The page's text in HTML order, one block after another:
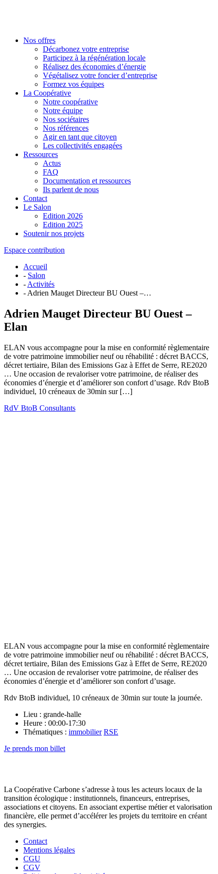
Nos offres
Décarbonez votre entreprise
Participez à la régénération locale
Réalisez des économies d’énergie
Végétalisez votre foncier d’entreprise
Formez vos équipes
La Coopérative
Notre coopérative
Notre équipe
Nos sociétaires
Nos références
Agir en tant que citoyen
Les collectivités engagées
Ressources
Actus
FAQ
Documentation et ressources
Ils parlent de nous
Contact
Le Salon
Edition 2026
Edition 2025
Soutenir nos projets
Espace contribution
Accueil
- Salon
- Activités
- Adrien Mauget Directeur BU Ouest –…
Adrien Mauget Directeur BU Ouest –
Elan
ELAN vous accompagne pour la mise en conformité règlementaire
de votre patrimoine immobilier neuf ou réhabilité : décret BACCS,
décret tertiaire, Bilan des Emissions Gaz à Effet de Serre, RE2020
… Une occasion de revaloriser votre patrimoine, de réaliser des
économies d’énergie et d’améliorer son confort d’usage. Rdv BtoB
individuel, 10 créneaux de 30min sur […]
RdV BtoB Consultants
ELAN vous accompagne pour la mise en conformité règlementaire
de votre patrimoine immobilier neuf ou réhabilité : décret BACCS,
décret tertiaire, Bilan des Emissions Gaz à Effet de Serre, RE2020
… Une occasion de revaloriser votre patrimoine, de réaliser des
économies d’énergie et d’améliorer son confort d’usage.
Rdv BtoB individuel, 10 créneaux de 30min sur toute la journée.
Lieu : grande-halle
Heure : 00:00-17:30
Thématiques : immobilier RSE
Je prends mon billet
La Coopérative Carbone s’adresse à tous les acteurs locaux de la
transition écologique : institutionnels, financeurs, entreprises,
associations et citoyens. En associant expertise métier et valorisation
financière, elle permet d’accélérer les projets du territoire en créant
des synergies.
Contact
Mentions légales
CGU
CGV